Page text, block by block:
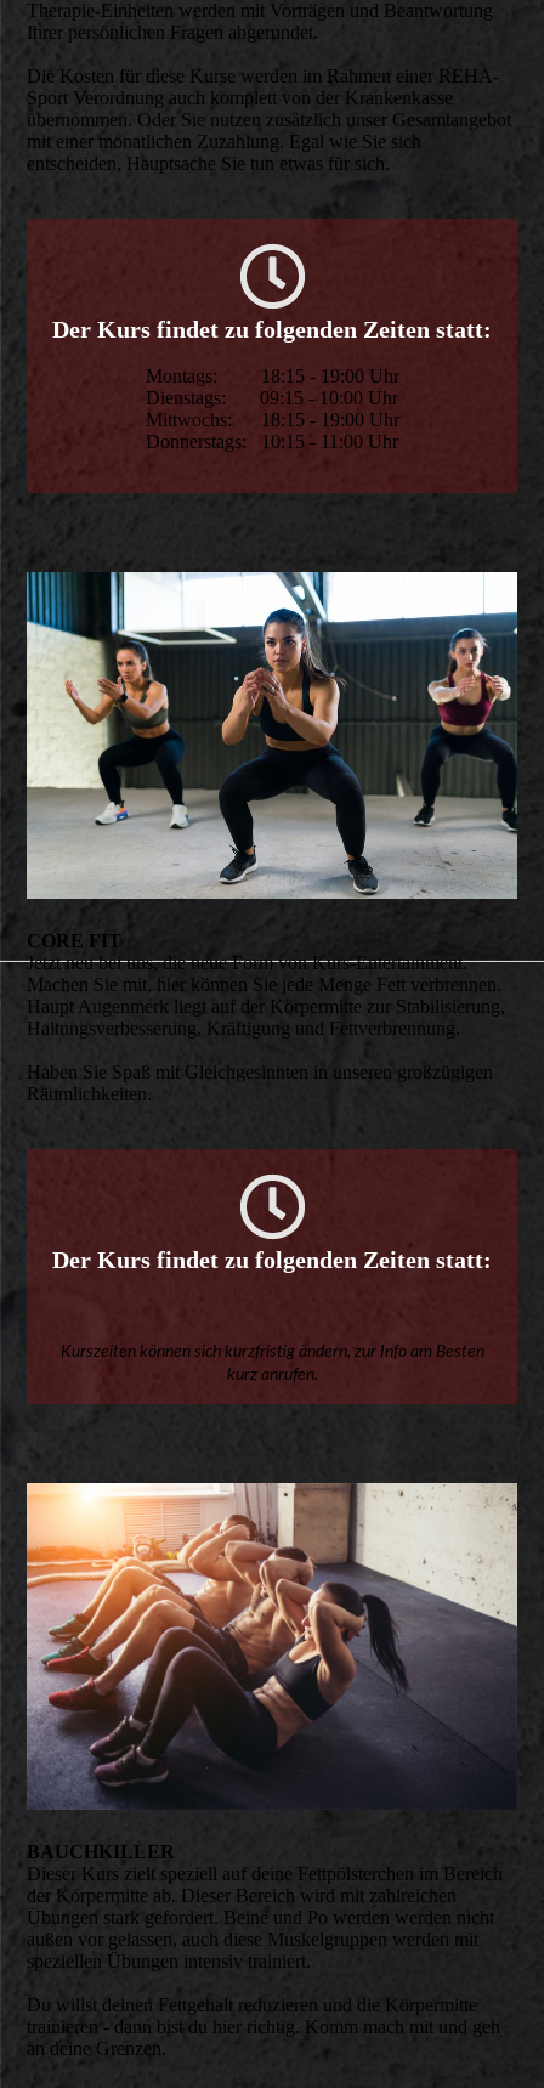
Therapie-Einheiten werden mit Vorträgen und Beantwortung
Ihrer persönlichen Fragen abgerundet.
Die Kosten für diese Kurse werden im Rahmen einer REHA-
Sport Verordnung auch komplett von der Krankenkasse
übernommen. Oder Sie nutzen zusätzlich unser Gesamtangebot
mit einer monatlichen Zuzahlung. Egal wie Sie sich
entscheiden, Hauptsache Sie tun etwas für sich.
Der Kurs findet zu folgenden Zeiten statt:
Montags: 18:15 - 19:00 Uhr
Dienstags: 09:15 - 10:00 Uhr
Mittwochs: 18:15 - 19:00 Uhr
Donnerstags: 10:15 - 11:00 Uhr
CORE FIT
Jetzt neu bei uns, die neue Form von Kurs-Entertainment.
Machen Sie mit, hier können Sie jede Menge Fett verbrennen.
Haupt Augenmerk liegt auf der Körpermitte zur Stabilisierung,
Haltungsverbesserung, Kräftigung und Fettverbrennung.
Haben Sie Spaß mit Gleichgesinnten in unseren großzügigen
Räumlichkeiten.
Der Kurs findet zu folgenden Zeiten statt:
Kurszeiten können sich kurzfristig ändern, zur Info am Besten
kurz anrufen.
BAUCHKILLER
Dieser Kurs zielt speziell auf deine Fettpölsterchen im Bereich
der Körpermitte ab. Dieser Bereich wird mit zahlreichen
Übungen stark gefordert. Beine und Po werden werden nicht
außen vor gelassen, auch diese Muskelgruppen werden mit
speziellen Übungen intensiv trainiert.
Du willst deinen Fettgehalt reduzieren und die Körpermitte
trainieren - dann bist du hier richtig. Komm mach mit und geh
an deine Grenzen.